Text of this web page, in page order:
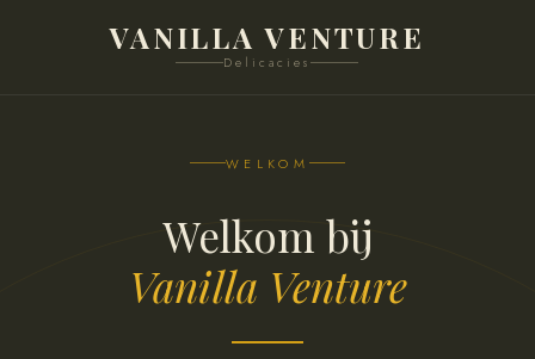
VANILLA VENTURE
Delicacies
WELKOM
Welkom bij
Vanilla Venture